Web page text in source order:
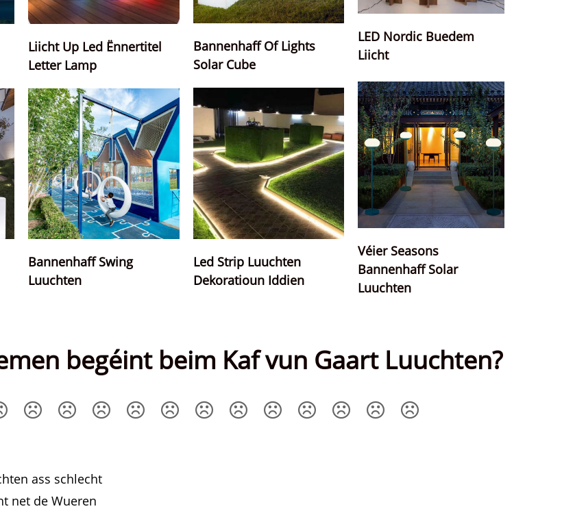
Liicht Up Led Ënnertitel
Letter Lamp
Bannenhaff Swing
Luuchten
Bannenhaff Of Lights
Solar Cube
Led Strip Luuchten
Dekoratioun Iddien
LED Nordic Buedem
Liicht
Véier Seasons
Bannenhaff Solar
Luuchten
begéint beim Kaf vun Gaart Luuchten?
ass schlecht
net de Wueren